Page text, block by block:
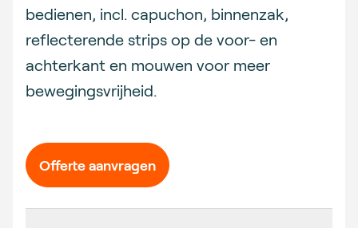
bedienen, incl. capuchon, binnenzak,
reflecterende strips op de voor- en
achterkant en mouwen voor meer
bewegingsvrijheid.
Offerte aanvragen